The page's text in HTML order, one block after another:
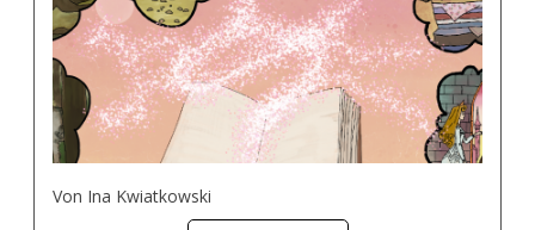
Von Ina Kwiatkowski